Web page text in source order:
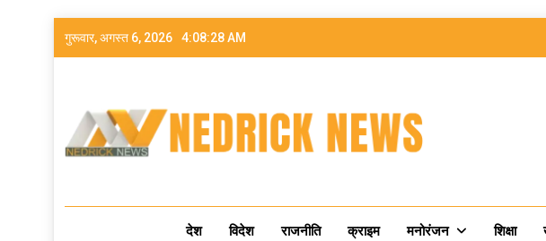
गुरूवार, अगस्त 6, 2026 4:08:30 AM
NEDRICK NEWS
देश विदेश राजनीति क्राइम मनोरंजन शिक्षा